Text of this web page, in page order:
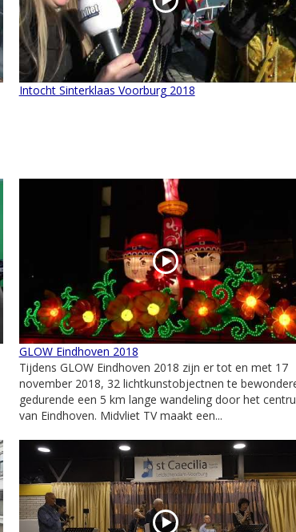
Intocht Sinterklaas Voorburg 2018
GLOW Eindhoven 2018
Tijdens GLOW Eindhoven 2018 zijn er tot en met 17
november 2018, 32 lichtkunstobjectnen te
gedurende een 5 km lange wandeling door het
van Eindhoven. Midvliet TV maakt een...